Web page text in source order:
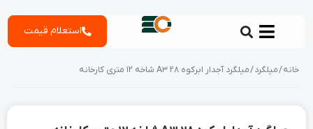
استعلام قیمت
خانه/میلگرد/ میلگرد آجدار ابرکوه 28 A3 شاخه 12 متری کارخانه